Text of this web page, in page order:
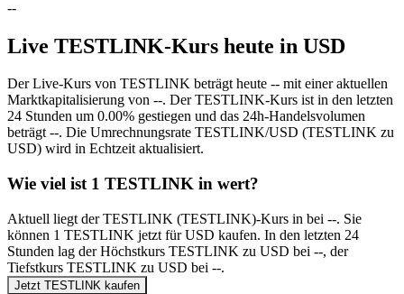
--
Live TESTLINK-Kurs heute in USD
Der Live-Kurs von TESTLINK beträgt heute -- mit einer aktuellen
Marktkapitalisierung von --. Der TESTLINK-Kurs ist in den letzten
24 Stunden um 0.00% gestiegen und das 24h-Handelsvolumen
beträgt --. Die Umrechnungsrate TESTLINK/USD (TESTLINK zu
USD) wird in Echtzeit aktualisiert.
Wie viel ist 1 TESTLINK in wert?
Aktuell liegt der TESTLINK (TESTLINK)-Kurs in bei --. Sie
können 1 TESTLINK jetzt für USD kaufen. In den letzten 24
Stunden lag der Höchstkurs TESTLINK zu USD bei --, der
Tiefstkurs TESTLINK zu USD bei --.
Jetzt TESTLINK kaufen